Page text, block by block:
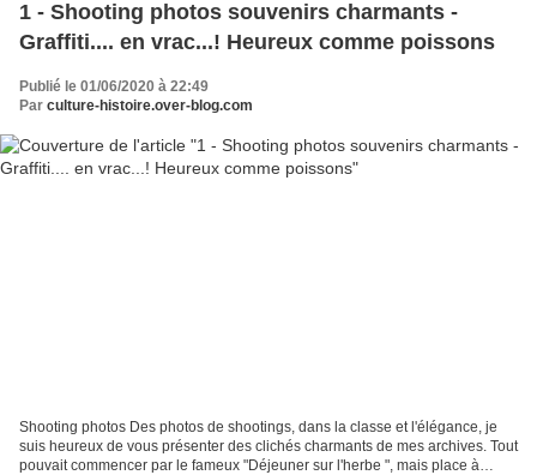
1 - Shooting photos souvenirs charmants -
Graffiti.... en vrac...! Heureux comme poissons
Publié le 01/06/2020 à 22:49
Par culture-histoire.over-blog.com
Shooting photos Des photos de shootings, dans la classe et l'élégance, je
suis heureux de vous présenter des clichés charmants de mes archives. Tout
pouvait commencer par le fameux "Déjeuner sur l'herbe ", mais place à